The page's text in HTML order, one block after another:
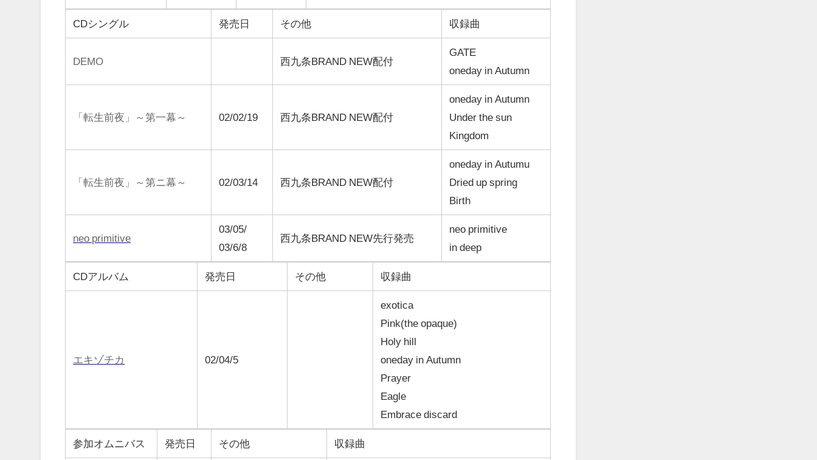
CDシングル 発売日 その他 収録曲
DEMO 西九条BRAND NEW配付
GATE
oneday in Autumn
「転生前夜」～第一幕～ 02/02/19 西九条BRAND NEW配付
oneday in Autumn
Under the sun
Kingdom
「転生前夜」～第ニ幕～ 02/03/14 西九条BRAND NEW配付
oneday in Autumu
Dried up spring
Birth
neo primitive
03/05/
03/6/8
西九条BRAND NEW先行発売
neo primitive
in deep
CDアルバム 発売日 その他 収録曲
エキゾチカ 02/04/5
exotica
Pink(the opaque)
Holy hill
oneday in Autumn
Prayer
Eagle
Embrace discard
参加オムニバス 発売日 その他 収録曲